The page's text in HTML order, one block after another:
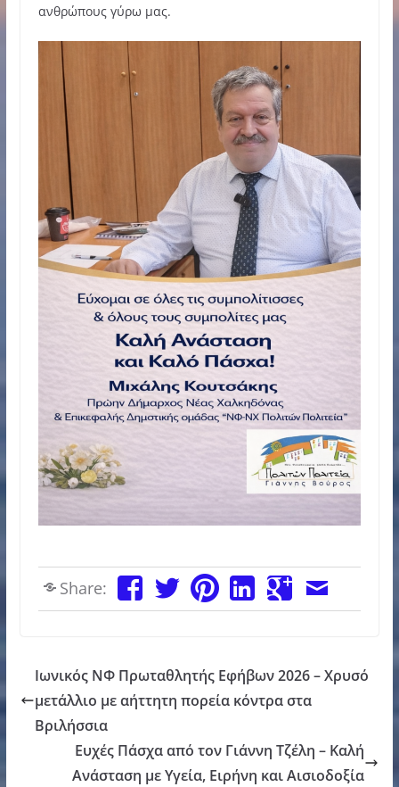
ανθρώπους γύρω μας.
Share:
Ιωνικός ΝΦ Πρωταθλητής Εφήβων 2026 – Χρυσό
μετάλλιο με αήττητη πορεία κόντρα στα
Βριλήσσια
Ευχές Πάσχα από τον Γιάννη Τζέλη – Καλή
Ανάσταση με Υγεία, Ειρήνη και Αισιοδοξία